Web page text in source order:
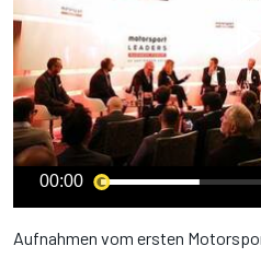
00:00
Aufnahmen vom ersten